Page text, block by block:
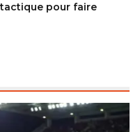
pour faire